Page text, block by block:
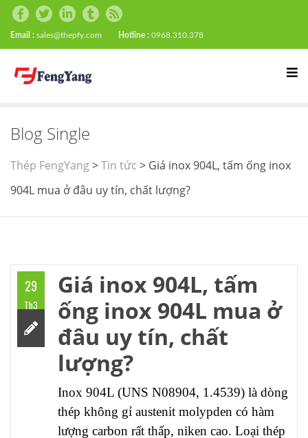
Email : sales@thepfy.com Hotline : 0968.310.378
Blog Single
Thép FengYang>Tin tức > Giá inox 904L, tấm ống inox
904L mua ở đâu uy tín, chất lượng?
29
Th3
Giá inox 904L, tấm
ống inox 904L mua ở
đâu uy tín, chất
lượng?
Inox 904L (UNS N08904, 1.4539) là dòng
thép không gỉ austenit molypden có hàm
lượng carbon rất thấp, niken cao. Loại thép